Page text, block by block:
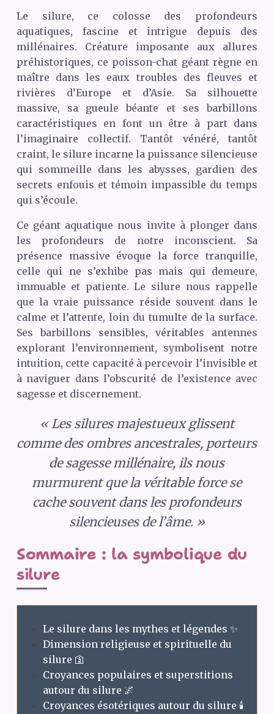
Le silure, ce colosse des profondeurs
aquatiques, fascine et intrigue depuis des
millénaires. Créature imposante aux allures
préhistoriques, ce poisson-chat géant règne en
maître dans les eaux troubles des fleuves et
rivières d’Europe et d’Asie. Sa silhouette
massive, sa gueule béante et ses barbillons
caractéristiques en font un être à part dans
l’imaginaire collectif. Tantôt vénéré, tantôt
craint, le silure incarne la puissance silencieuse
qui sommeille dans les abysses, gardien des
secrets enfouis et témoin impassible du temps
qui s’écoule.
Ce géant aquatique nous invite à plonger dans
les profondeurs de notre inconscient. Sa
présence massive évoque la force tranquille,
celle qui ne s’exhibe pas mais qui demeure,
immuable et patiente. Le silure nous rappelle
que la vraie puissance réside souvent dans le
calme et l’attente, loin du tumulte de la surface.
Ses barbillons sensibles, véritables antennes
explorant l’environnement, symbolisent notre
intuition, cette capacité à percevoir l’invisible et
à naviguer dans l’obscurité de l’existence avec
sagesse et discernement.
« Les silures majestueux glissent
comme des ombres ancestrales, porteurs
de sagesse millénaire, ils nous
murmurent que la véritable force se
cache souvent dans les profondeurs
silencieuses de l’âme. »
Sommaire : la symbolique du
silure
Le silure dans les mythes et légendes ✨
Dimension religieuse et spirituelle du
silure 🛐
Croyances populaires et superstitions
autour du silure 🌌
Croyances ésotériques autour du silure 🕯️